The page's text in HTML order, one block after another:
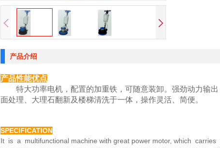
产品介绍
产品性能优点
特大功率电机，配置的加重铁，可随意装卸。强劲动力输
面处理、大理石翻新及楼梯清洗于一体，操作灵活、简便。
SPECIFICATION
It is a multifunctional machine with great power motor, which carries